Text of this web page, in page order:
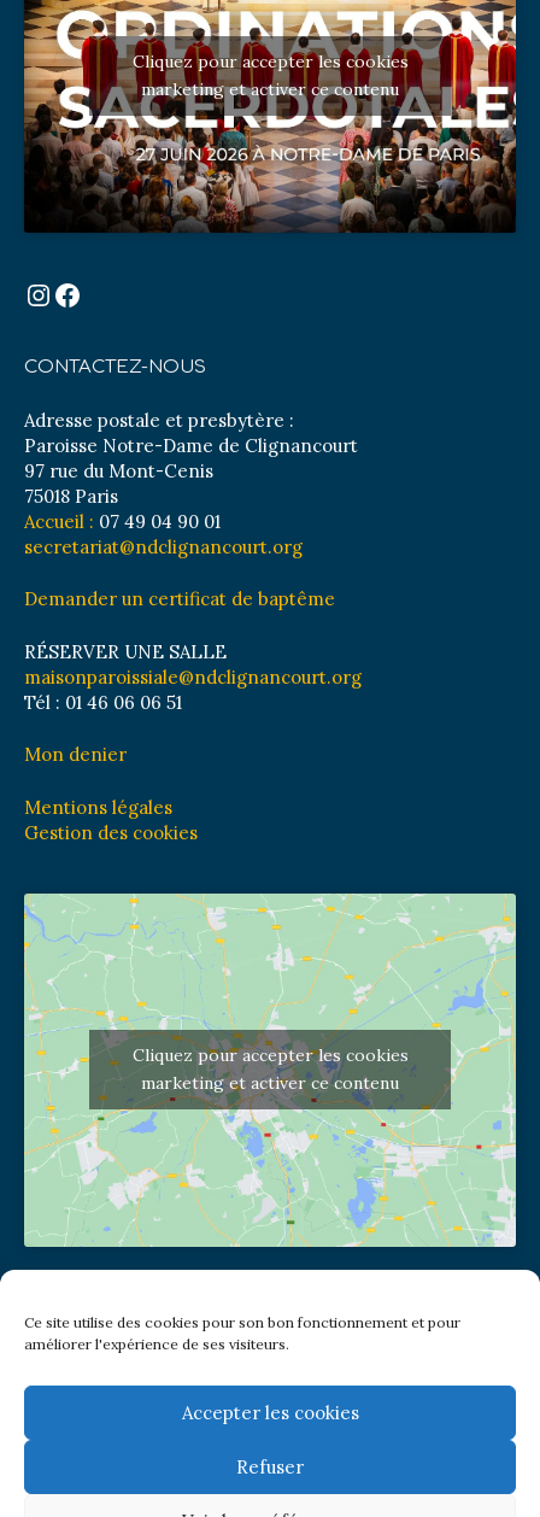
Ce site utilise des cookies pour son bon fonctionnement et pour
améliorer l'expérience de ses visiteurs.
Accepter les cookies
Refuser
Cliquez pour accepter les cookies
marketing et activer ce contenu
Instagram
Facebook
CONTACTEZ-NOUS
Adresse postale et presbytère :
Paroisse Notre-Dame de Clignancourt
97 rue du Mont-Cenis
75018 Paris
Accueil : 07 49 04 90 01
secretariat@ndclignancourt.org
Demander un certificat de baptême
RÉSERVER UNE SALLE
maisonparoissiale@ndclignancourt.org
Tél : 01 46 06 06 51
Mon denier
Mentions légales
Gestion des cookies
Cliquez pour accepter les cookies
marketing et activer ce contenu
(pas de courrier à cette adresse)
2 place Jules Joffrin - 75018
Metro: Jules Joffrin ou Simplon
Bus : Mairie du XVIII
Newsletter